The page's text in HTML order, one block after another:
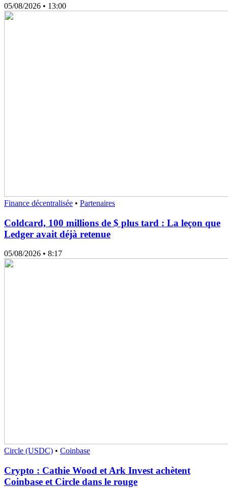
05/08/2026 • 13:00
Finance décentralisée • Partenaires
Coldcard, 100 millions de $ plus tard : La leçon que
Ledger avait déjà retenue
05/08/2026 • 8:17
Circle (USDC) • Coinbase
Crypto : Cathie Wood et Ark Invest achètent
Coinbase et Circle dans le rouge